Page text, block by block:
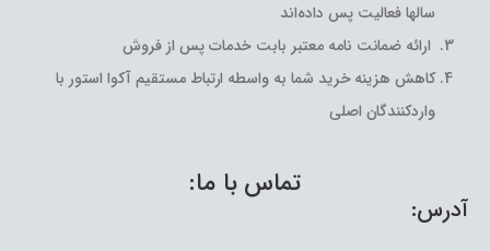
سالها فعالیت پس داده‌اند
ارائه ضمانت نامه معتبر بابت خدمات پس از فروش
کاهش هزینه خرید شما به واسطه ارتباط مستقیم آکوا استور با
واردکنندگان اصلی
تماس با ما:
آدرس: